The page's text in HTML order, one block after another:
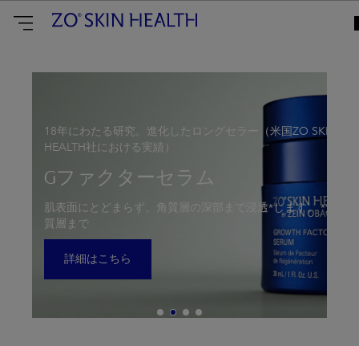
ZO
Japan18年にわたる研究。進化したロングセラー（米国ZO SKIN
HEALTH社における実績）
Gファクターセラム
肌表面にとどまらず、角質層の深部まで浸透*します。 *角
質層まで
詳細はこちら